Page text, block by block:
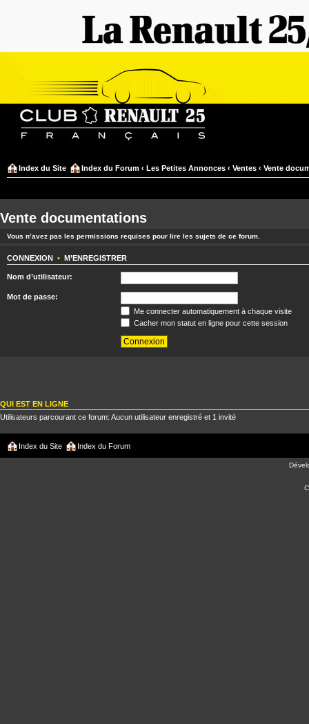
Index du Site Index du Forum ‹ Les Petites Annonces ‹ Ventes ‹ Vente
Vente documentations
Vous n’avez pas les permissions requises pour lire les sujets de ce forum.
CONNEXION • M’ENREGISTRER
Nom d’utilisateur:
Mot de passe:
Me connecter automatiquement à chaque visite
Cacher mon statut en ligne pour cette session
QUI EST EN LIGNE
Utilisateurs parcourant ce forum: Aucun utilisateur enregistré et 1 invité
Index du Site Index du Forum